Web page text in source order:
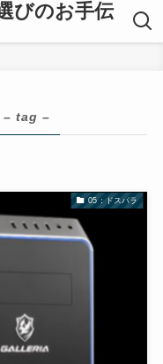
びのお手伝
– tag –
05：ドスパラ